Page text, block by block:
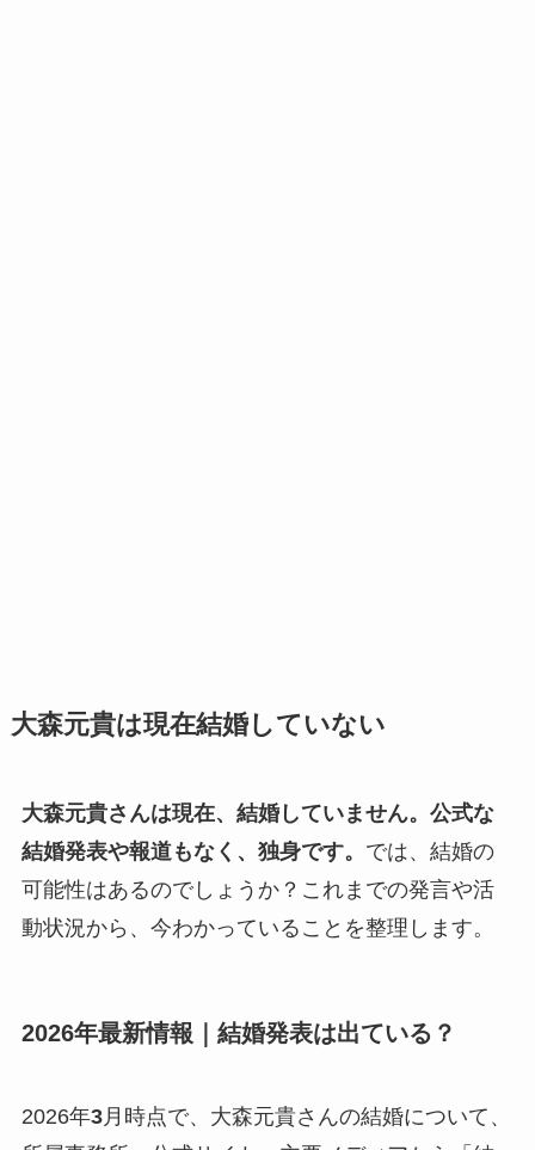
大森元貴は現在結婚していない
大森元貴さんは現在、結婚していません。公式な
結婚発表や報道もなく、独身です。 では、結婚の
可能性はあるのでしょうか？これまでの発言や活
動状況から、今わかっていることを整理します。
2026年最新情報｜結婚発表は出ている？
2026年3月時点で、大森元貴さんの結婚について、